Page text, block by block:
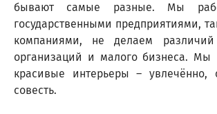
бывают самые разные. Мы
государственными предприятиями,
компаниями, не делаем
организаций и малого бизнеса. Мы
красивые интерьеры –
совесть.